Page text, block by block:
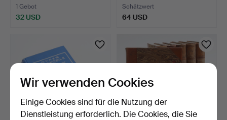
1 Gebot
32 USD
Schätzwert
64 USD
Wir verwenden Cookies
Einige Cookies sind für die Nutzung der
Dienstleistung erforderlich. Die Cookies, die Sie